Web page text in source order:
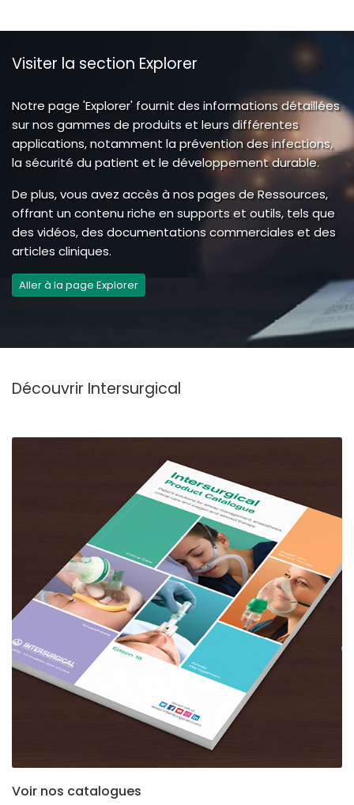
Visiter la section Explorer
Notre page 'Explorer' fournit des informations détaillées
sur nos gammes de produits et leurs différentes
applications, notamment la prévention des infections,
la sécurité du patient et le développement durable.
De plus, vous avez accès à nos pages de Ressources,
offrant un contenu riche en supports et outils, tels que
des vidéos, des documentations commerciales et des
articles cliniques.
Aller à la page Explorer
Découvrir Intersurgical
Voir nos catalogues